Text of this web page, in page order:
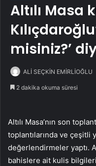
Altılı Masa
misiniz?’
ALİ SEÇKİN EMİRLİOĞLU
2 dakika okuma süresi
Altılı Masa’nın son
toplantılarında ve çeşitli
değerlendirmeler yaptı.
bahislere ait kulis bilgileri